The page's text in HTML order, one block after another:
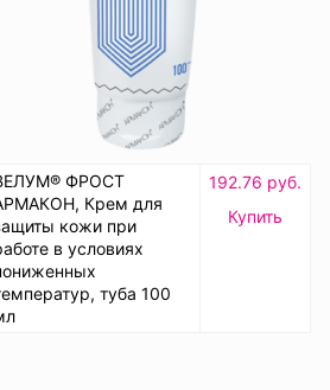
ФРОСТ
Крем для
кожи при
в условиях
туба 100
192.76 руб.
Купить